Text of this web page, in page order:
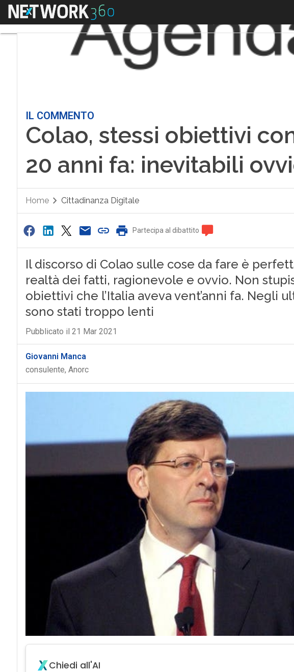
Menu
IL COMMENTO
Colao, stessi obiettivi
20 anni fa: inevitabili
Home Cittadinanza Digitale
Partecipa al dibattito
Il discorso di Colao sulle cose da fare è
realtà dei fatti, ragionevole e ovvio. Non
obiettivi che l’Italia aveva vent’anni fa. Negli
sono stati troppo lenti
Pubblicato il 21 Mar 2021
Giovanni Manca
consulente, Anorc
Chiedi all'AI